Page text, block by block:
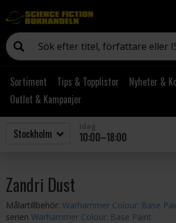
Sortiment Tips & Topplistor
Nyheter &
Outlet & Kampanjer
10:00–18:00
Zandri Dust
Målartillbehör: Warhammer Colour: Base
serien Warhammer Colour: Base Paint